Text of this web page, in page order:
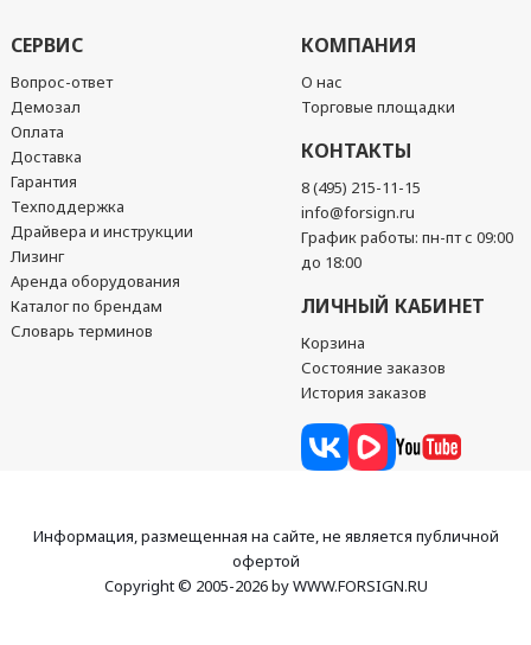
СЕРВИС
Вопрос-ответ
Демозал
Оплата
Доставка
Гарантия
Техподдержка
Драйвера и инструкции
Лизинг
Аренда оборудования
Каталог по брендам
Словарь терминов
КОМПАНИЯ
О нас
Торговые площадки
КОНТАКТЫ
8 (495) 215-11-15
info@forsign.ru
График работы: пн-пт с 09:00
до 18:00
ЛИЧНЫЙ КАБИНЕТ
Корзина
Состояние заказов
История заказов
Информация, размещенная на сайте, не является публичной
офертой
Copyright © 2005-2026 by WWW.FORSIGN.RU